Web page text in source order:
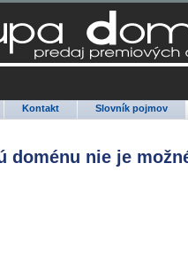
Kontakt Slovník pojmov
doménu nie je